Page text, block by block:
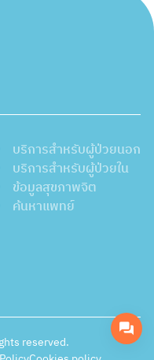
บริการสำหรับผู้ป่วยนอก
บริการสำหรับผู้ป่วยใน
ข้อมูลสุขภาพจิต
ค้นหาแพทย์
reserved.